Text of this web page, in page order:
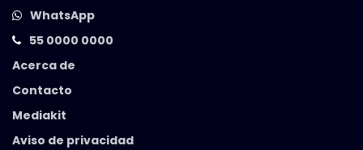
WhatsApp
55 0000 0000
Acerca de
Contacto
Mediakit
Aviso de privacidad